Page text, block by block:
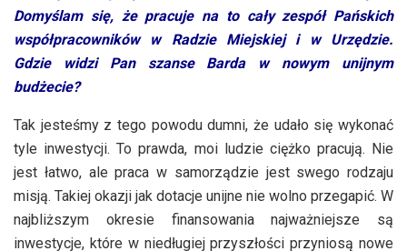
Domyślam się, że pracuje na to cały zespół Pańskich
współpracowników w Radzie Miejskiej i w Urzędzie.
Gdzie widzi Pan szanse Barda w nowym unijnym
budżecie?
Tak jesteśmy z tego powodu dumni, że udało się wykonać
tyle inwestycji. To prawda, moi ludzie ciężko pracują. Nie
jest łatwo, ale praca w samorządzie jest swego rodzaju
misją. Takiej okazji jak dotacje unijne nie wolno przegapić. W
najbliższym okresie finansowania najważniejsze są
inwestycje, które w niedługiej przyszłości przyniosą nowe